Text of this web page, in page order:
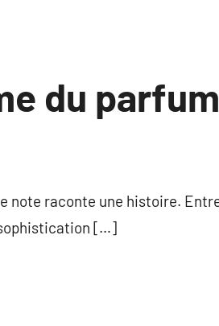
du
note raconte une histoire.
[…]